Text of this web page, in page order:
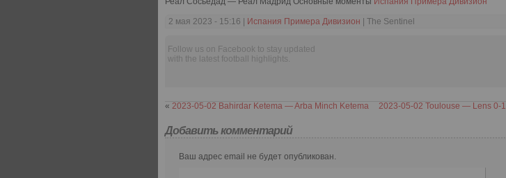
2 мая 2023 - 15:16 | Испания Примера Дивизион | The Sentinel
Follow us on Facebook to stay updated
with the latest football highlights.
« 2023-05-02 Bahirdar Ketema — Arba Minch Ketema 2023-05-02 Toulouse — Lens 0-1
Добавить комментарий
Ваш адрес email не будет опубликован.